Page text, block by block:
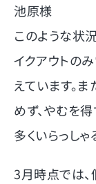
池原様
このような状
イクアウトの
えています。
めず、やむを
多くいらっし
3月時点では